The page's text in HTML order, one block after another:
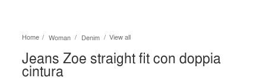
Home Woman Denim View all
Jeans Zoe straight fit con doppia
cintura